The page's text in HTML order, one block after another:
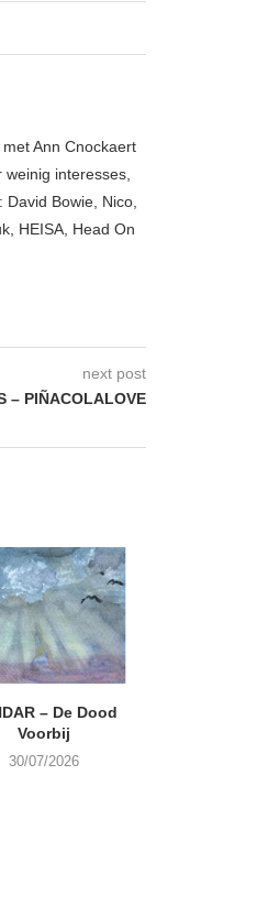
Ann Cnockaert
interesses,
Bowie, Nico,
HEISA, Head On
next post
– PIÑACOLALOVE
– De Dood
Voorbij
30/07/2026